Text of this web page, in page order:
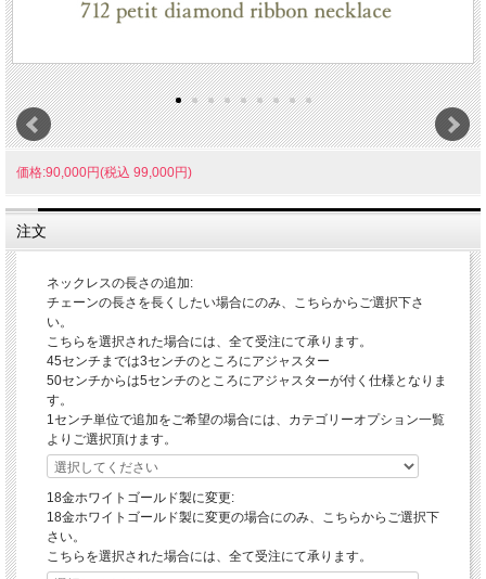
価格:90,000円(税込 99,000円)
注文
ネックレスの長さの追加:
チェーンの長さを長くしたい場合にのみ、こちらからご選択下さ
い。
こちらを選択された場合には、全て受注にて承ります。
45センチまでは3センチのところにアジャスター
50センチからは5センチのところにアジャスターが付く仕様となりま
す。
1センチ単位で追加をご希望の場合には、カテゴリーオプション一覧
よりご選択頂けます。
18金ホワイトゴールド製に変更:
18金ホワイトゴールド製に変更の場合にのみ、こちらからご選択下
さい。
こちらを選択された場合には、全て受注にて承ります。